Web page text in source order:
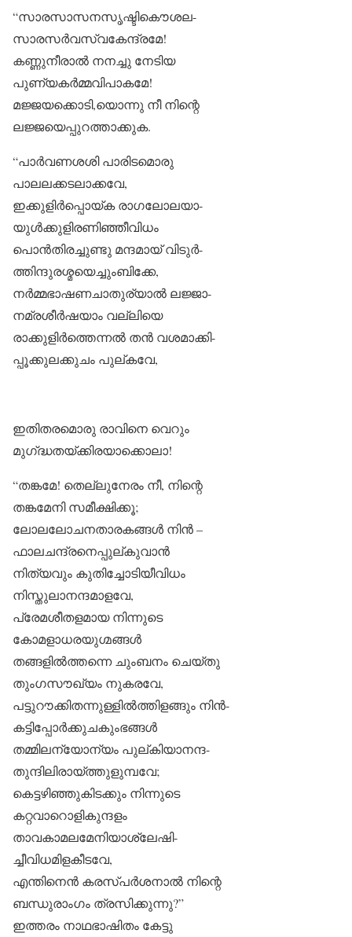
“സാരസാസനസൃഷ്ടികൌശല-
സാരസർവസ്വകേന്ദ്രമേ!
കണ്ണുനീരാൽ നനച്ചു നേടിയ
പുണ്യകർമ്മവിപാകമേ!
മജ്ജയക്കൊടി,യൊന്നു നീ നിന്റെ
ലജ്ജയെപ്പുറത്താക്കുക.
“പാർവണശശി പാരിടമൊരു
പാലലക്കടലാക്കവേ,
ഇക്കുളിർപ്പൊയ്ക രാഗലോലയാ-
യുൾക്കുളിരണിഞ്ഞീവിധം
പൊൻതിരച്ചുണ്ടു മന്ദമായ് വിടുർ-
ത്തിന്ദുരശ്മയെച്ചുംബിക്കേ,
നർമ്മഭാഷണചാതുര്യാൽ ലജ്ജാ-
നമ്രശീർഷയാം വല്ലിയെ
രാക്കുളിർത്തെന്നൽ തൻ വശമാക്കി-
പ്പൂക്കുലക്കുചം പുല്കവേ,
ഇതിതരമൊരു രാവിനെ വെറും
മുഗ്‌ദ്ധതയ്ക്കിരയാക്കൊലാ!
“തങ്കമേ! തെല്ലുനേരം നീ, നിന്റെ
തങ്കമേനി സമീക്ഷിക്കൂ;
ലോലലോചനതാരകങ്ങൾ നിൻ –
ഫാലചന്ദ്രനെപ്പുല്കുവാൻ
നിത്യവും കുതിച്ചോടിയീവിധം
നിസ്തുലാനന്ദമാളവേ,
പ്രേമശീതളമായ നിന്നുടെ
കോമളാധരയുഗ്മങ്ങൾ
തങ്ങളിൽത്തന്നെ ചുംബനം ചെയ്തു
തുംഗസൗഖ്യം നുകരവേ,
പട്ടുറൗക്കിതന്നുള്ളിൽത്തിളങ്ങും നിൻ-
കട്ടിപ്പോർക്കുചകുംഭങ്ങൾ
തമ്മിലന്യോന്യം പുല്കിയാനന്ദ-
തുന്ദിലിരായ്ത്തുളുമ്പവേ;
കെട്ടഴിഞ്ഞുകിടക്കും നിന്നുടെ
കറ്റവാറൊളികുന്ദളം
താവകാമലമേനിയാശ്ലേഷി-
ച്ചീവിധമിളകീടവേ,
എന്തിനെൻ കരസ്പർശനാൽ നിന്റെ
ബന്ധുരാംഗം ത്രസിക്കുന്നു?”
ഇത്തരം നാഥഭാഷിതം കേട്ടു